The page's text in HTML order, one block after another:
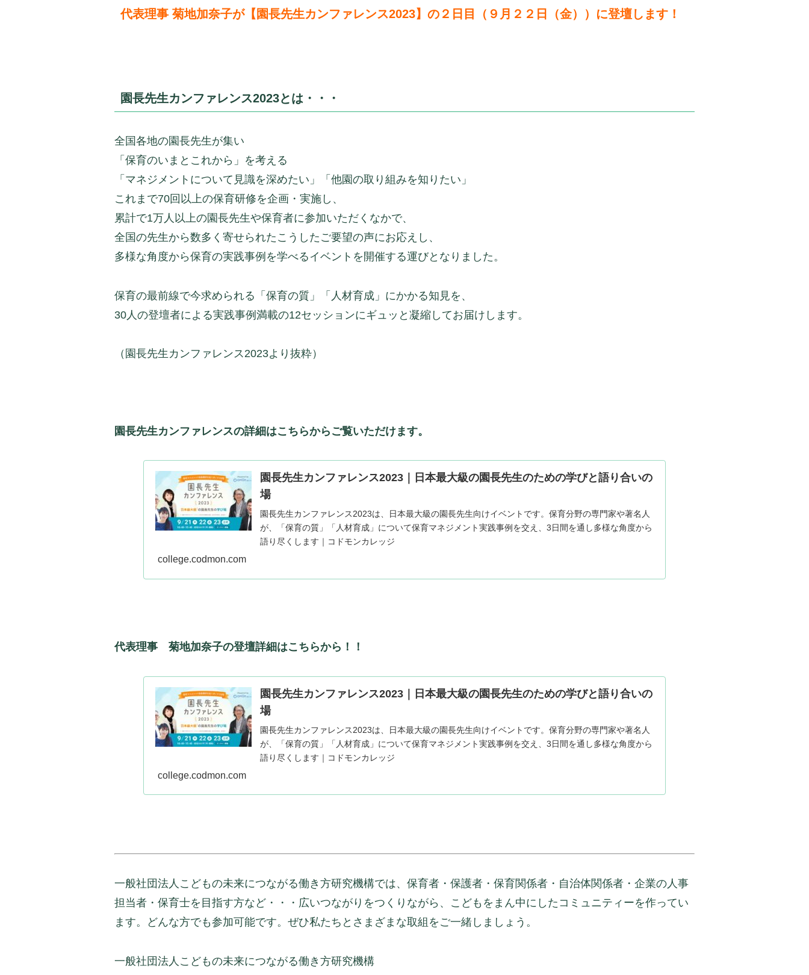
代表理事 菊地加奈子が【園長先生カンファレンス2023】の２日目（９月２２日（金））に登壇します！
園長先生カンファレンス2023とは・・・
全国各地の園長先生が集い
「保育のいまとこれから」を考える
「マネジメントについて見識を深めたい」「他園の取り組みを知りたい」
これまで70回以上の保育研修を企画・実施し、
累計で1万人以上の園長先生や保育者に参加いただくなかで、
全国の先生から数多く寄せられたこうしたご要望の声にお応えし、
多様な角度から保育の実践事例を学べるイベントを開催する運びとなりました。
保育の最前線で今求められる「保育の質」「人材育成」にかかる知見を、
30人の登壇者による実践事例満載の12セッションにギュッと凝縮してお届けします。
（園長先生カンファレンス2023より抜粋）
園長先生カンファレンスの詳細はこちらからご覧いただけます。
園長先生カンファレンス2023｜日本最大級の園長先生のための学びと語り合いの
場
園長先生カンファレンス2023は、日本最大級の園長先生向けイベントです。保育分野の専門家や著名人
が、「保育の質」「人材育成」について保育マネジメント実践事例を交え、3日間を通し多様な角度から
語り尽くします｜コドモンカレッジ
college.codmon.com
代表理事 菊地加奈子の登壇詳細はこちらから！！
園長先生カンファレンス2023｜日本最大級の園長先生のための学びと語り合いの
場
園長先生カンファレンス2023は、日本最大級の園長先生向けイベントです。保育分野の専門家や著名人
が、「保育の質」「人材育成」について保育マネジメント実践事例を交え、3日間を通し多様な角度から
語り尽くします｜コドモンカレッジ
college.codmon.com
一般社団法人こどもの未来につながる働き方研究機構では、保育者・保護者・保育関係者・自治体関係者・企業の人事
担当者・保育士を目指す方など・・・広いつながりをつくりながら、こどもをまん中にしたコミュニティーを作ってい
ます。どんな方でも参加可能です。ぜひ私たちとさまざまな取組をご一緒しましょう。
一般社団法人こどもの未来につながる働き方研究機構